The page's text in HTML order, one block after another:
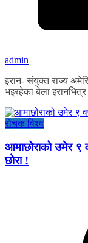
admin
इरान- संयुक्त राज्य
भइरहेका बेला
रोचक विश्व
आमाछोराको उमेर ९
छोरा !